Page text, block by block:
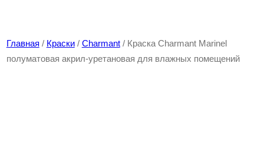
Главная / Краски/ Charmant/ Краска Сharmant Marinel
полуматовая акрил-уретановая для влажных помещений